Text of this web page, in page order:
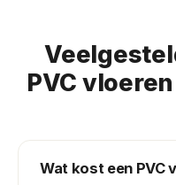
PVC
Wat kost een PVC